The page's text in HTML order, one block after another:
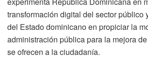
transformación digital del sector público
del Estado dominicano en propiciar la
administración pública para la mejora
se ofrecen a la ciudadanía.